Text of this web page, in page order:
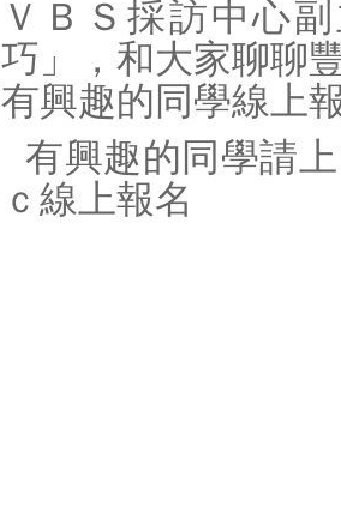
ＶＢＳ採訪中心
巧」，和大家聊聊
有興趣的同學線上
有興趣的同學請
ｃ線上報名